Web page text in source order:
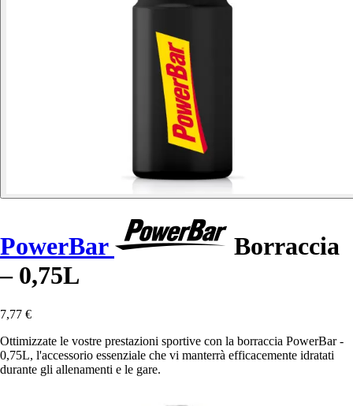
PowerBar
Borraccia
– 0,75L
7,77 €
Ottimizzate le vostre prestazioni sportive con la borraccia PowerBar -
0,75L, l'accessorio essenziale che vi manterrà efficacemente idratati
durante gli allenamenti e le gare.